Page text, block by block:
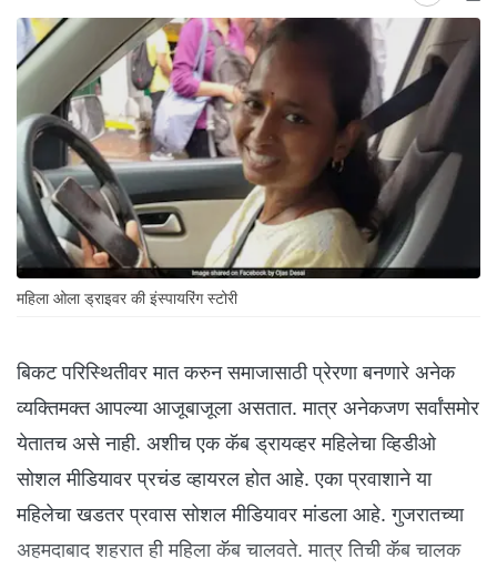
महिला ओला ड्राइवर की इंस्पायरिंग स्टोरी
बिकट परिस्थितीवर मात करुन समाजासाठी प्रेरणा बनणारे अनेक
व्यक्तिमक्त आपल्या आजूबाजूला असतात. मात्र अनेकजण सर्वांसमोर
येतातच असे नाही. अशीच एक कॅब ड्रायव्हर महिलेचा व्हिडीओ
सोशल मीडियावर प्रचंड व्हायरल होत आहे. एका प्रवाशाने या
महिलेचा खडतर प्रवास सोशल मीडियावर मांडला आहे. गुजरातच्या
अहमदाबाद शहरात ही महिला कॅब चालवते. मात्र तिची कॅब चालक